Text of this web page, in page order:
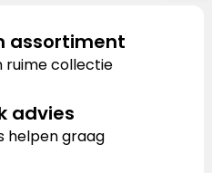
assortiment
ruime collectie
advies
helpen graag